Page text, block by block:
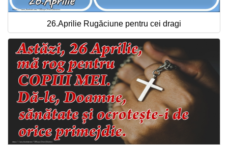
26.Aprilie Rugăciune pentru cei dragi